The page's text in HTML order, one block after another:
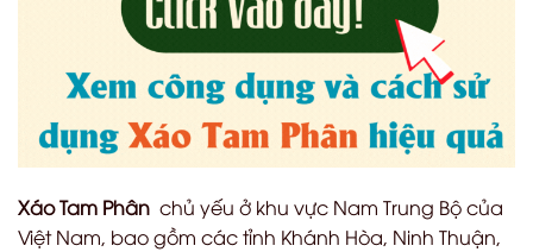
Xáo Tam Phân chủ yếu ở khu vực Nam Trung Bộ của
Việt Nam, bao gồm các tỉnh Khánh Hòa, Ninh Thuận,